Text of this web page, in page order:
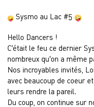
Sysmo au Lac #5
Hello Dancers !
C’était le feu ce dernier
nombreux qu’on a même
Nos incroyables invités,
avec beaucoup de coeur
leurs rendre la pareil.
Du coup, on continue sur